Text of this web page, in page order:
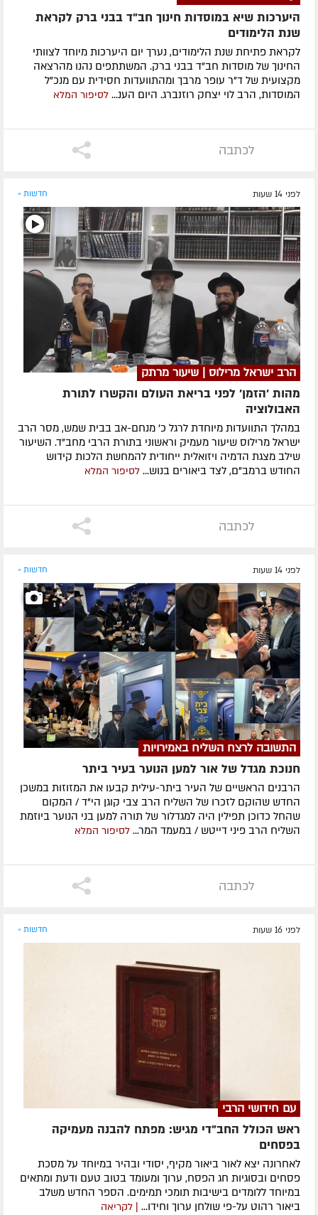
היערכות שיא במוסדות חינוך חב"ד בבני ברק לקראת
שנת הלימודים
לקראת פתיחת שנת הלימודים, נערך יום היערכות מיוחד לצוותי
החינוך של מוסדות חב"ד בבני ברק. המשתתפים נהנו מהרצאה
מקצועית של ד"ר עופר מרבך ומהתוועדות חסידית עם מנכ"ל
המוסדות, הרב לוי יצחק רוזנברג. היום הענ... לסיפור המלא
לכתבה
לפני 14 שעות חדשות »
הרב ישראל מרילוס | שיעור מרתק
מהות 'הזמן' לפני בריאת העולם והקשרו לתורת
האבולוציה
במהלך התוועדות מיוחדת לרגל כ' מנחם-אב בבית שמש, מסר הרב
ישראל מרילוס שיעור מעמיק וראשוני בתורת הרבי מחב"ד. השיעור
שילב מצגת הדמיה ויזואלית ייחודית להמחשת הלכות קידוש
החודש ברמב"ם, לצד ביאורים בנוש... לסיפור המלא
לכתבה
לפני 14 שעות חדשות »
התשובה לרצח השליח באמירויות
חנוכת מגדל של אור למען הנוער בעיר ביתר
הרבנים הראשיים של העיר ביתר-עילית קבעו את המזוזות במשכן
החדש שהוקם לזכרו של השליח הרב צבי קוגן הי"ד / המקום
שהחל כדוכן תפילין היה למגדלור של תורה למען בני הנוער ביוזמת
השליח הרב פיני דייטש / במעמד המר... לסיפור המלא
לכתבה
לפני 16 שעות חדשות »
עם חידושי הרבי
ראש הכולל החב"די מגיש: מפתח להבנה מעמיקה
בפסחים
לאחרונה ​יצא לאור ביאור מקיף, יסודי ובהיר במיוחד על מסכת
פסחים ובסוגיות חג הפסח, ערוך ומעומד בטוב טעם ודעת ומתאים
במיוחד ללומדים בישיבות תומכי תמימים. ​הספר החדש משלב
ביאור רהוט על-פי שולחן ערוך וחידו...
| לקריאה